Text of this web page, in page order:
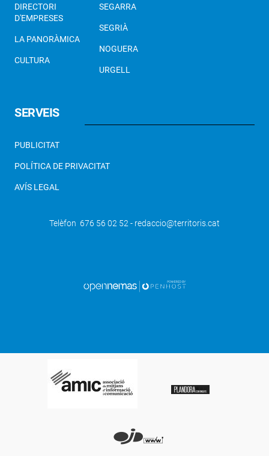
Les obres del centre de Mollerussa
posen al descobert un antic pou d'aigua
i una làpida funerària del 1815
DIRECTORI
D'EMPRESES
LA PANORÀMICA
CULTURA
SEGARRA
SEGRIÀ
NOGUERA
URGELL
SERVEIS
PUBLICITAT
POLÍTICA DE PRIVACITAT
AVÍS LEGAL
Telèfon 676 56 02 52 - redaccio@territoris.cat